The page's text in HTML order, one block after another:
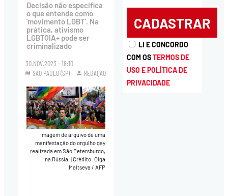
Decisão não especifica
o que entende como
'movimento LGBT'. Na
prática, ativismo
LGBTQIA+ pode ser
criminalizado
30.NOV.2023 - 18:10
SÃO PAULO (SP)
REDAÇÃO
Imagem de arquivo de uma
manifestação do orgulho gay
realizada em São Petersburgo,
na Rússia.
Crédito: Olga
Maltseva / AFP
LI E CONCORDO
COM OSTERMOS DE
USO E POLÍTICA DE
PRIVACIDADE